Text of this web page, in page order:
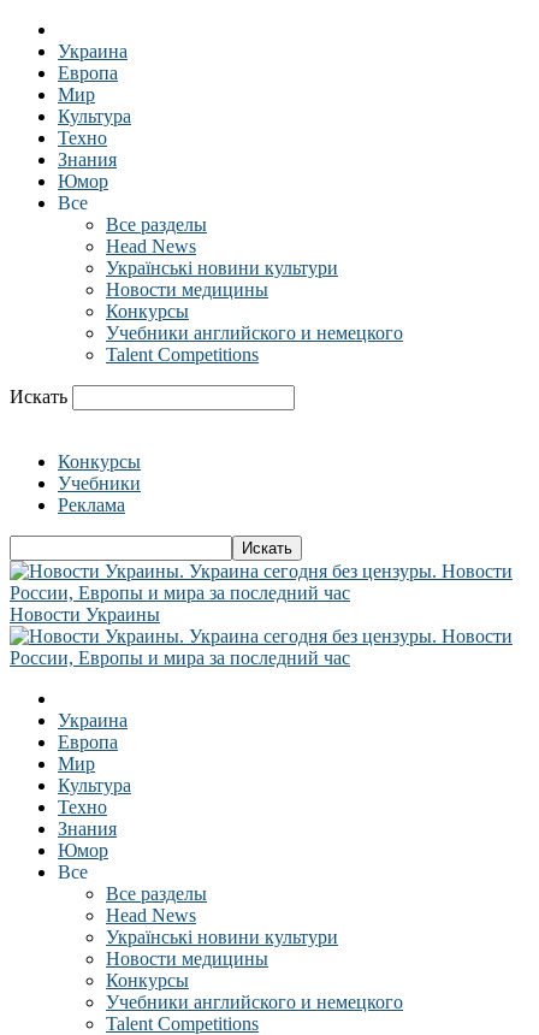
Украина
Европа
Мир
Культура
Техно
Знания
Юмор
Все
Все разделы
Head News
Українські новини культури
Новости медицины
Конкурсы
Учебники английского и немецкого
Talent Competitions
Искать
Конкурсы
Учебники
Реклама
Новости Украины
Украина
Европа
Мир
Культура
Техно
Знания
Юмор
Все
Все разделы
Head News
Українські новини культури
Новости медицины
Конкурсы
Учебники английского и немецкого
Talent Competitions